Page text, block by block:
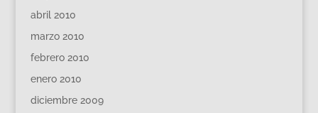
abril 2010
marzo 2010
febrero 2010
enero 2010
diciembre 2009